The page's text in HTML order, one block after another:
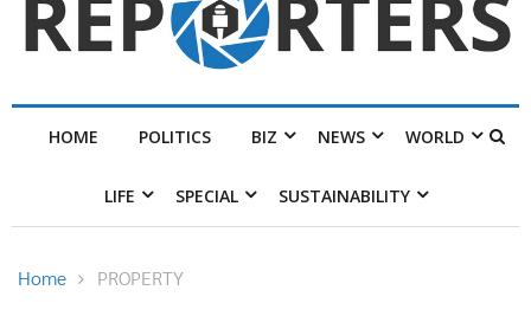
HOME POLITICS BIZ NEWS WORLD
LIFE SPECIAL SUSTAINABILITY
Home PROPERTY